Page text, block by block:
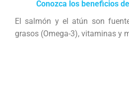
Conozca los beneficios
El salmón y el atún son
grasos (Omega-3), vitaminas y